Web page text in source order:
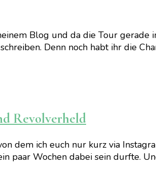
Blog und da die Tour gerade
Denn noch habt ihr die
Revolverheld
dem ich euch nur kurz via
paar Wochen dabei sein durfte.